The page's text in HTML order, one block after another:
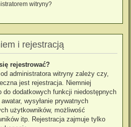
witryny?
i rejestracją
rejestrować?
administratora witryny zależy czy,
jest rejestracja. Niemniej
do dodatkowych funkcji niedostępnych
wysyłanie prywatnych
użytkowników, możliwość
itp. Rejestracja zajmuje tylko